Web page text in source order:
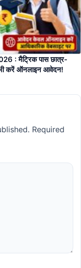
: मैट्रिक पास छात्र-
करें ऑनलाइन आवेदन!
Required